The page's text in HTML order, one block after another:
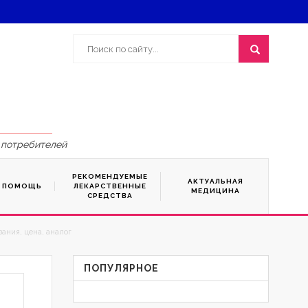
ПОМОЩЬ
РЕКОМЕНДУЕМЫЕ
ЛЕКАРСТВЕННЫЕ
СРЕДСТВА
АКТУАЛЬНАЯ
МЕДИЦИНА
цена, аналог
ПОПУЛЯРНОЕ